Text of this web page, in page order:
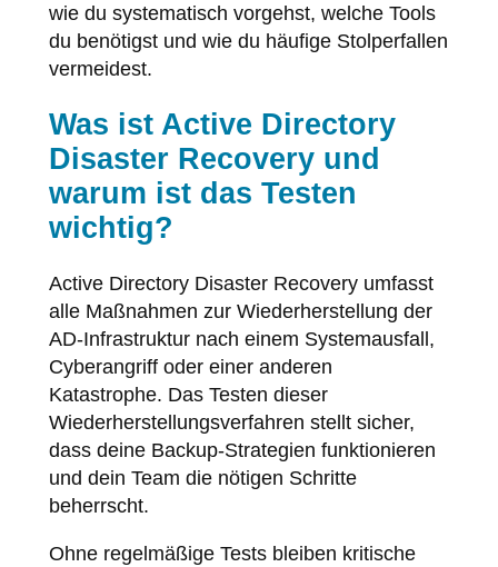
wie du systematisch vorgehst, welche Tools
du benötigst und wie du häufige Stolperfallen
vermeidest.
Was ist Active Directory
Disaster Recovery und
warum ist das Testen
wichtig?
Active Directory Disaster Recovery umfasst
alle Maßnahmen zur Wiederherstellung der
AD-Infrastruktur nach einem Systemausfall,
Cyberangriff oder einer anderen
Katastrophe. Das Testen dieser
Wiederherstellungsverfahren stellt sicher,
dass deine Backup-Strategien funktionieren
und dein Team die nötigen Schritte
beherrscht.
Ohne regelmäßige Tests bleiben kritische